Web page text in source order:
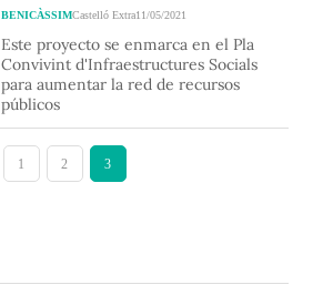
BENICÀSSIMCastelló Extra11/05/2021
Este proyecto se enmarca en el Pla
Convivint d'Infraestructures Socials
para aumentar la red de recursos
públicos
1 2 3